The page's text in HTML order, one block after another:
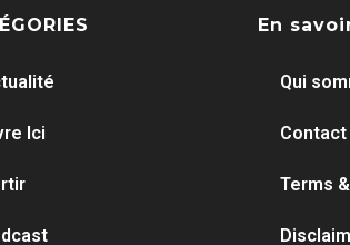
Ici
En
Qui
Contact
Terms